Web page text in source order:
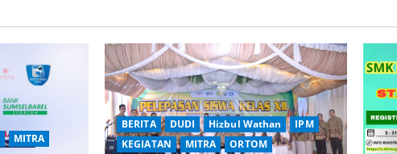
MITRA
BERITA DUDI Hizbul Wathan
IPM
KEGIATAN
MITRA ORTOM